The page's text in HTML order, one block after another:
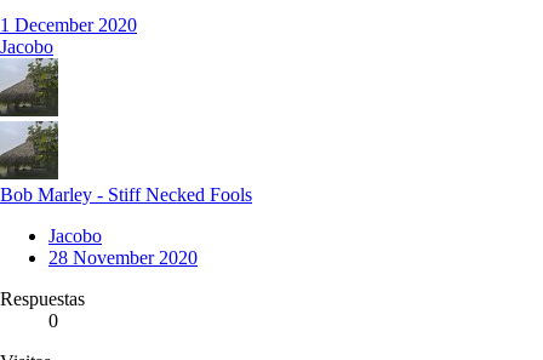
1 December 2020
Jacobo
Bob Marley - Stiff Necked Fools
Jacobo
28 November 2020
Respuestas
0